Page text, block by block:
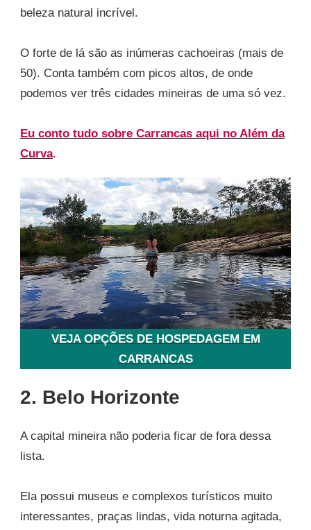
beleza natural incrível.
O forte de lá são as inúmeras cachoeiras (mais de
50). Conta também com picos altos, de onde
podemos ver três cidades mineiras de uma só vez.
Eu conto tudo sobre Carrancas aqui no Além da
Curva.
VEJA OPÇÕES DE HOSPEDAGEM EM
CARRANCAS
2. Belo Horizonte
A capital mineira não poderia ficar de fora dessa
lista.
Ela possui museus e complexos turísticos muito
interessantes, praças lindas, vida noturna agitada,